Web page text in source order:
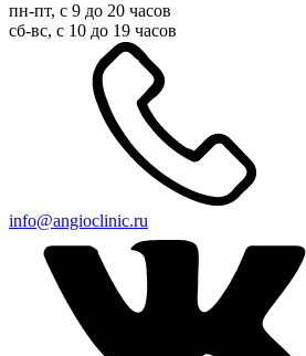
пн-пт, с 9 до 20 часов
сб-вс, с 10 до 19 часов
info@angioclinic.ru